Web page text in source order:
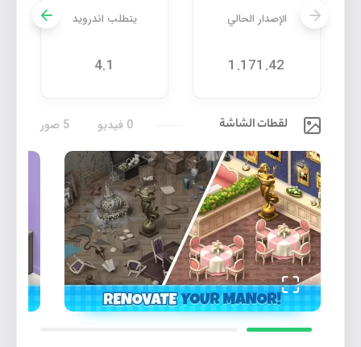
الإصدار الحالي
1.171.42
يتطلب اندرويد
4.1
لقطات الشاشة 0 فيديو 5 صور